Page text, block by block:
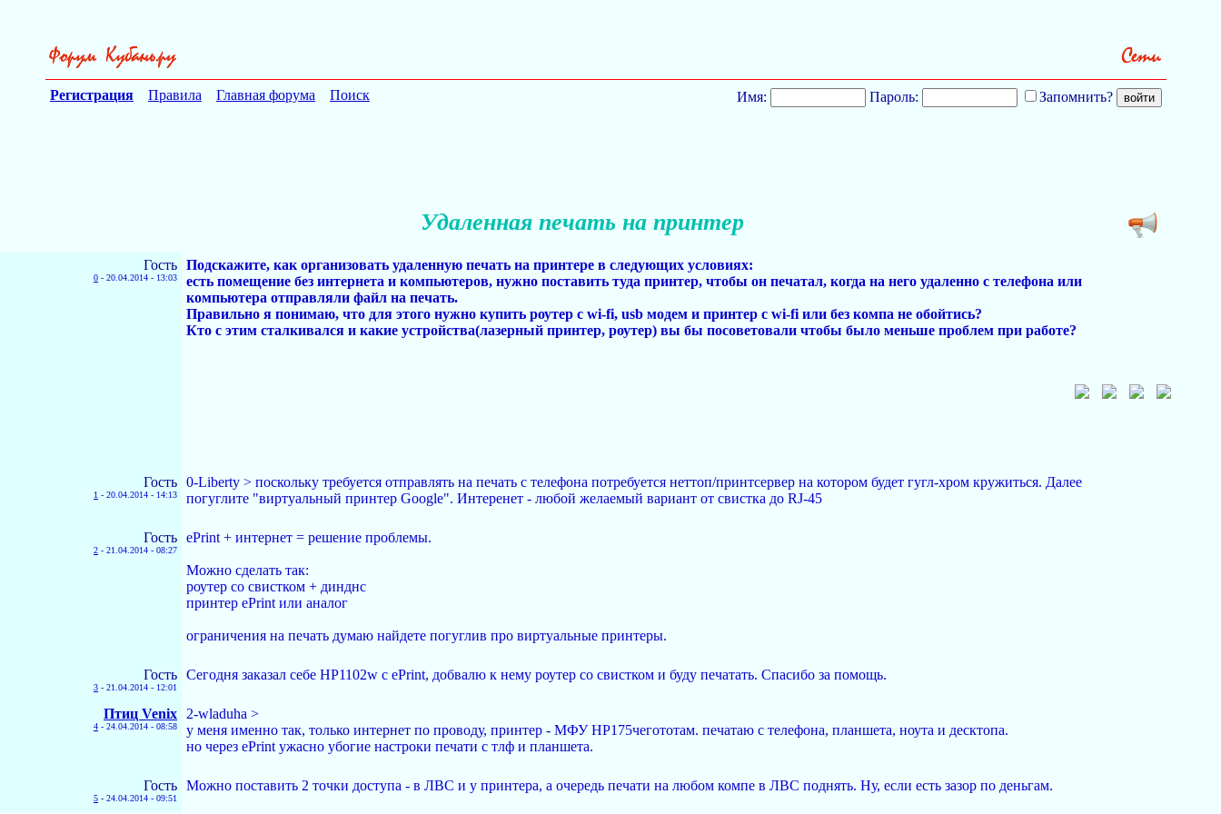
Регистрация Правила Главная форума Поиск Имя: Пароль: Запомнить?
Удаленная печать на принтер
Гость
0 - 20.04.2014 - 13:03
Подскажите, как организовать удаленную печать на принтере в следующих условиях:
есть помещение без интернета и компьютеров, нужно поставить туда принтер, чтобы он печатал, когда на него удаленно с телефона или
компьютера отправляли файл на печать.
Правильно я понимаю, что для этого нужно купить роутер с wi-fi, usb модем и принтер с wi-fi или без компа не обойтись?
Кто с этим сталкивался и какие устройства(лазерный принтер, роутер) вы бы посоветовали чтобы было меньше проблем при работе?
Гость
1 - 20.04.2014 - 14:13
0-Liberty > поскольку требуется отправлять на печать с телефона потребуется неттоп/принтсервер на котором будет гугл-хром кружиться. Далее
погуглите "виртуальный принтер Google". Интеренет - любой желаемый вариант от свистка до RJ-45
Гость
2 - 21.04.2014 - 08:27
ePrint + интернет = решение проблемы.
Можно сделать так:
роутер со свистком + динднс
принтер ePrint или аналог
ограничения на печать думаю найдете погуглив про виртуальные принтеры.
Гость
3 - 21.04.2014 - 12:01
Сегодня заказал себе HP1102w с ePrint, добвалю к нему роутер со свистком и буду печатать. Спасибо за помощь.
Птиц Venix
4 - 24.04.2014 - 08:58
2-wladuha >
у меня именно так, только интернет по проводу, принтер - МФУ HP175чегототам. печатаю с телефона, планшета, ноута и десктопа.
но через ePrint ужасно убогие настроки печати с тлф и планшета.
Гость
5 - 24.04.2014 - 09:51
Можно поставить 2 точки доступа - в ЛВС и у принтера, а очередь печати на любом компе в ЛВС поднять. Ну, если есть зазор по деньгам.